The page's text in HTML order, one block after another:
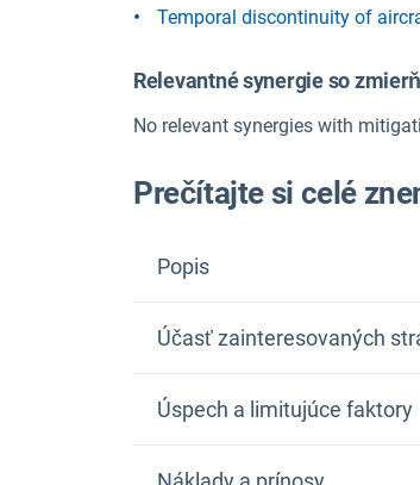
Temporal discontinuity of
Relevantné synergie so
No relevant synergies with
Prečítajte si celé
Popis
Účasť zainteresovaných
Úspech a limitujúce faktory